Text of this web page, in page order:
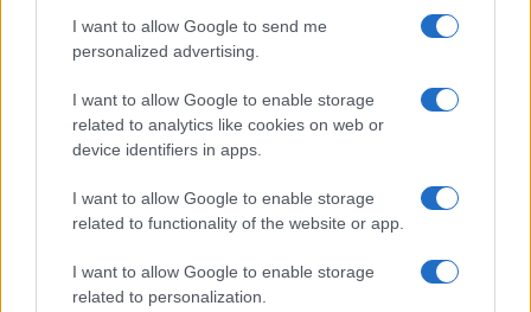
I want to allow Google to send me
personalized advertising.
I want to allow Google to enable storage
related to analytics like cookies on web or
device identifiers in apps.
I want to allow Google to enable storage
related to functionality of the website or app.
I want to allow Google to enable storage
related to personalization.
Διήμερο ποντιακό γλέντι από τον Πολιτιστικό Σύλλογο
Σιδηροδρομικού Σταθμού Κατερίνης